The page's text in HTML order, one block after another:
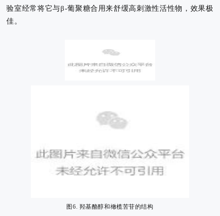
验室经常将它与β-葡聚糖合用来舒缓高刺激性活性物，效果极
佳。
图6. 羟基酪醇和橄榄苦苷的结构